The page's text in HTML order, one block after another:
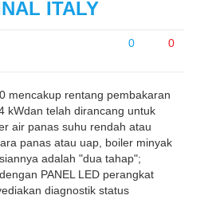
ITALY
0 0
mencakup rentang pembakaran
kWdan telah dirancang untuk
air panas suhu rendah atau
panas atau uap, boiler minyak
adalah "dua tahap";
PANEL LED perangkat
diagnostik status